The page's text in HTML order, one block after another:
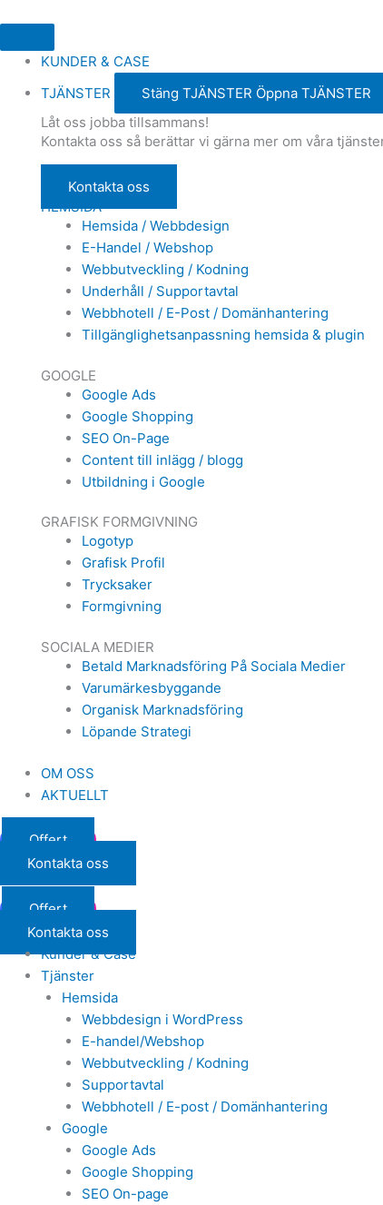
KUNDER & CASE
TJÄNSTER
Stäng TJÄNSTER Öppna TJÄNSTER
Låt oss jobba tillsammans!
Kontakta oss så berättar vi gärna mer om våra
Kontakta oss
HEMSIDA
Hemsida / Webbdesign
E-Handel / Webshop
Webbutveckling / Kodning
Underhåll / Supportavtal
Webbhotell / E-Post / Domänhantering
Tillgänglighetsanpassning hemsida & plugin
GOOGLE
Google Ads
Google Shopping
SEO On-Page
Content till inlägg / blogg
Utbildning i Google
GRAFISK FORMGIVNING
Logotyp
Grafisk Profil
Trycksaker
Formgivning
SOCIALA MEDIER
Betald Marknadsföring På Sociala Medier
Varumärkesbyggande
Organisk Marknadsföring
Löpande Strategi
OM OSS
AKTUELLT
Offert
Kontakta oss
Offert
Kontakta oss
Kunder & Case
Tjänster
Hemsida
Webbdesign i WordPress
E-handel/Webshop
Webbutveckling / Kodning
Supportavtal
Webbhotell / E-post / Domänhantering
Google
Google Ads
Google Shopping
SEO On-page